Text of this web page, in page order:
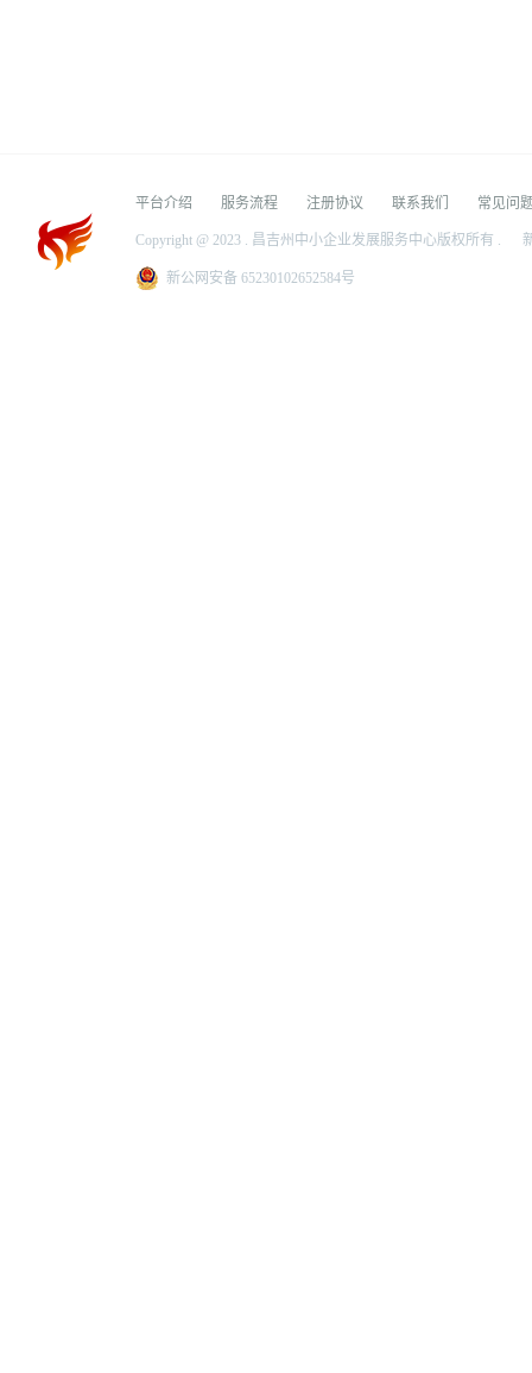
平台介绍 服务流程 注册协议 联系我们 常见问
Copyright @ 2023 . 昌吉州中小企业发展服务中心版权所有 .
新公网安备 65230102652584号